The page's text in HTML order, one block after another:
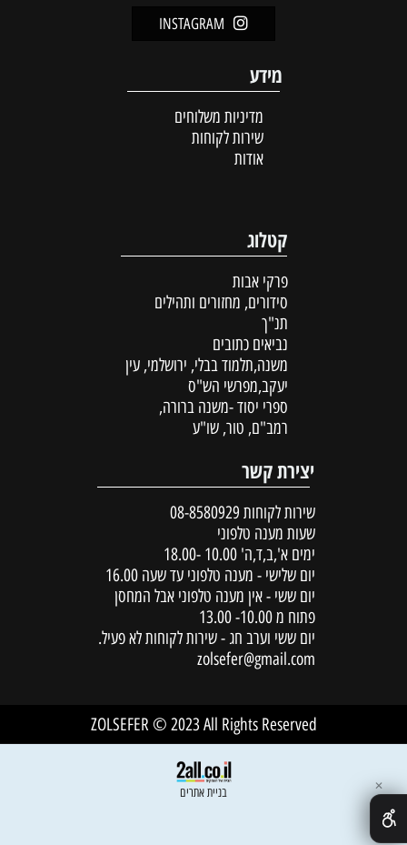
INSTAGRAM
מידע
מדיניות משלוחים
שירות לקוחות
אודות
קטלוג
פרקי אבות
סידורים, מחזורים ותהילים
תנ"ך
נביאים כתובים
משנה,תלמוד בבלי, ירושלמי, עין
יעקב,מפרשי הש"ס
ספרי יסוד -משנה ברורה,
רמב"ם, טור, שו"ע
יצירת קשר
שירות לקוחות 08-8580929
שעות מענה טלפוני
ימים א',ב,ד,ה' 10.00 -18.00
יום שלישי - מענה טלפוני עד שעה 16.00
יום ששי - אין מענה טלפוני אבל המחסן
פתוח מ 10.00- 13.00
יום ששי וערב חג - שירות לקוחות לא פעיל.
zolsefer@gmail.com
ZOLSEFER © 2023 All Rights Reserved
בניית אתרים ✕